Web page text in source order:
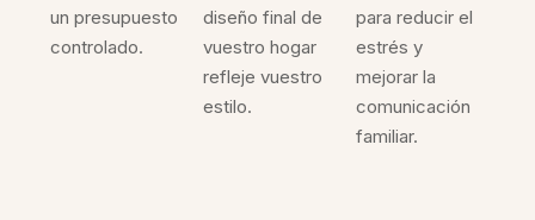
un presupuesto
controlado.
diseño final de
vuestro hogar
refleje vuestro
estilo.
para reducir el
estrés y
mejorar la
comunicación
familiar.